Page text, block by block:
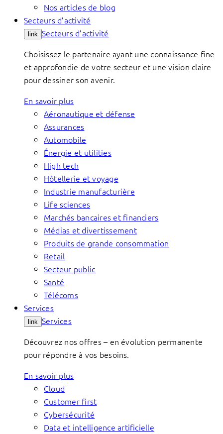
Nos articles de blog
Secteurs d’activité
link Secteurs d’activité
Choisissez le partenaire ayant une connaissance fine
et approfondie de votre secteur et une vision claire
pour dessiner son avenir.
En savoir plus
Aéronautique et défense
Assurances
Automobile
Énergie et utilities
High tech
Hôtellerie et voyage
Industrie manufacturière
Life sciences
Marchés bancaires et financiers
Médias et divertissement
Produits de grande consommation
Retail
Secteur public
Santé
Télécoms
Services
link Services
Découvrez nos offres – en évolution permanente
pour répondre à vos besoins.
En savoir plus
Cloud
Customer first
Cybersécurité
Data et intelligence artificielle